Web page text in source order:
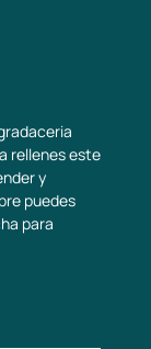
rellenes este
y
puedes
para